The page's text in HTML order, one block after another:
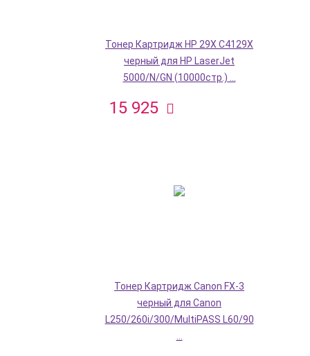
Тонер Картридж HP 29X C4129X
черный для HP LaserJet
5000/N/GN (10000стр.) ...
15 925
Тонер Картридж Canon FX-3
черный для Canon
L250/260i/300/MultiPASS L60/90